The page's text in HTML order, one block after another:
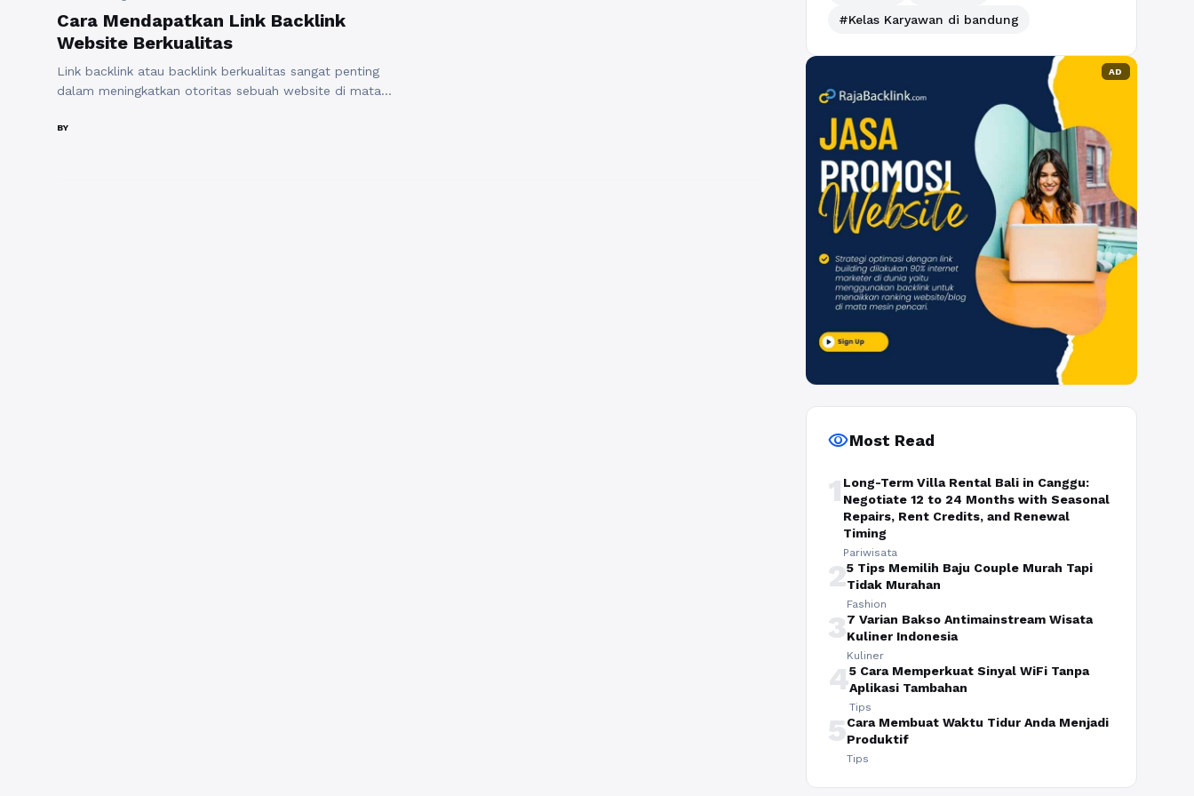
Cara Mendapatkan Link Backlink
Website Berkualitas
Link backlink atau backlink berkualitas sangat penting
dalam meningkatkan otoritas sebuah website di mata
membantu meningkatkan peringkat website di hasil
BY
#Kelas Karyawan di bandung
AD
visibilityMost Read
1 Long-Term Villa Rental Bali in Canggu:
Negotiate 12 to 24 Months with Seasonal
Repairs, Rent Credits, and Renewal
Timing
Pariwisata
25 Tips Memilih Baju Couple Murah Tapi
Tidak Murahan
Fashion
37 Varian Bakso Antimainstream Wisata
Kuliner Indonesia
Kuliner
45 Cara Memperkuat Sinyal WiFi Tanpa
Aplikasi Tambahan
Tips
5Cara Membuat Waktu Tidur Anda Menjadi
Produktif
Tips